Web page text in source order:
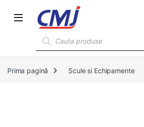
Prima pagină Scule si Echipamente